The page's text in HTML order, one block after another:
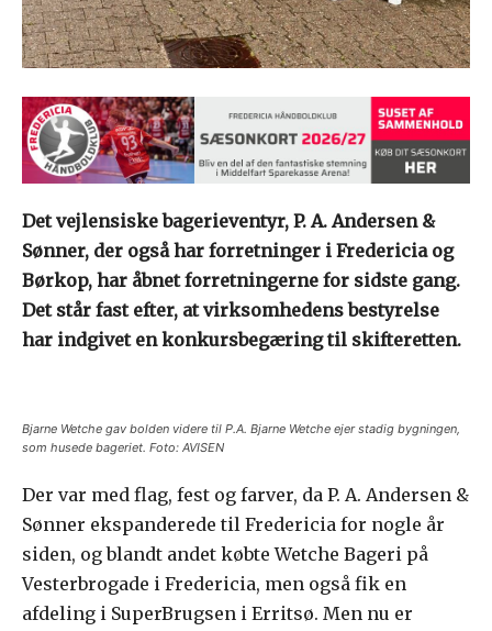
Det vejlensiske bagerieventyr, P. A. Andersen &
Sønner, der også har forretninger i Fredericia og
Børkop, har åbnet forretningerne for sidste gang.
Det står fast efter, at virksomhedens bestyrelse
har indgivet en konkursbegæring til skifteretten.
Bjarne Wetche gav bolden videre til P.A. Bjarne Wetche ejer stadig bygningen,
som husede bageriet. Foto: AVISEN
Der var med flag, fest og farver, da P. A. Andersen &
Sønner ekspanderede til Fredericia for nogle år
siden, og blandt andet købte Wetche Bageri på
Vesterbrogade i Fredericia, men også fik en
afdeling i SuperBrugsen i Erritsø. Men nu er